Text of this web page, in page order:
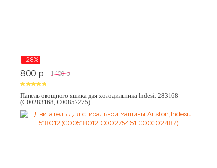
-28%
800 p 1 100 p
Панель овощного ящика для холодильника Indesit 283168
(C00283168, C00857275)